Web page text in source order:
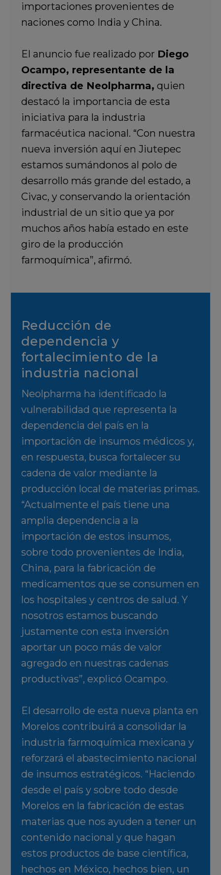
importaciones provenientes de
naciones como India y China.
El anuncio fue realizado por Diego
Ocampo, representante de la
directiva de Neolpharma, quien
destacó la importancia de esta
iniciativa para la industria
farmacéutica nacional. “Con nuestra
nueva inversión aquí en Jiutepec
estamos sumándonos al polo de
desarrollo más grande del estado, a
Civac, y conservando la orientación
industrial de un sitio que ya por
muchos años había estado en este
giro de la producción
farmoquímica”, afirmó.
Reducción de
dependencia y
fortalecimiento de la
industria nacional
Neolpharma ha identificado la
vulnerabilidad que representa la
dependencia del país en la
importación de insumos médicos y,
en respuesta, busca fortalecer su
cadena de valor mediante la
producción local de materias primas.
“Actualmente el país tiene una
amplia dependencia a la
importación de estos insumos,
sobre todo provenientes de India,
China, para la fabricación de
medicamentos que se consumen en
los hospitales y centros de salud. Y
nosotros estamos buscando
justamente con esta inversión
aportar un poco más de valor
agregado en nuestras cadenas
productivas”, explicó Ocampo.
El desarrollo de esta nueva planta en
Morelos contribuirá a consolidar la
industria farmoquímica mexicana y
reforzará el abastecimiento nacional
de insumos estratégicos. “Haciendo
desde el país y sobre todo desde
Morelos en la fabricación de estas
materias que nos ayuden a tener un
contenido nacional y que hagan
estos productos de base científica,
hechos en México, hechos bien, un